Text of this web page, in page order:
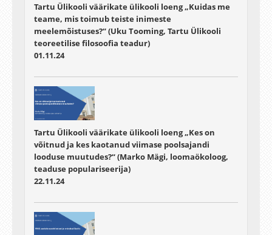
Tartu Ülikooli väärikate ülikooli loeng „Kuidas me
teame, mis toimub teiste inimeste
meelemõistuses?“ (Uku Tooming, Tartu Ülikooli
teoreetilise filosoofia teadur)
01.11.24
Tartu Ülikooli väärikate ülikooli loeng „Kes on
võitnud ja kes kaotanud viimase poolsajandi
looduse muutudes?“ (Marko Mägi, loomaökoloog,
teaduse populariseerija)
22.11.24